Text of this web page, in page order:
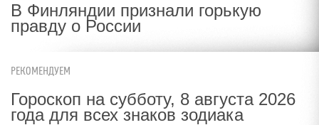
В Финляндии признали горькую
правду о России
РЕКОМЕНДУЕМ
Гороскоп на субботу, 8 августа 2026
года для всех знаков зодиака